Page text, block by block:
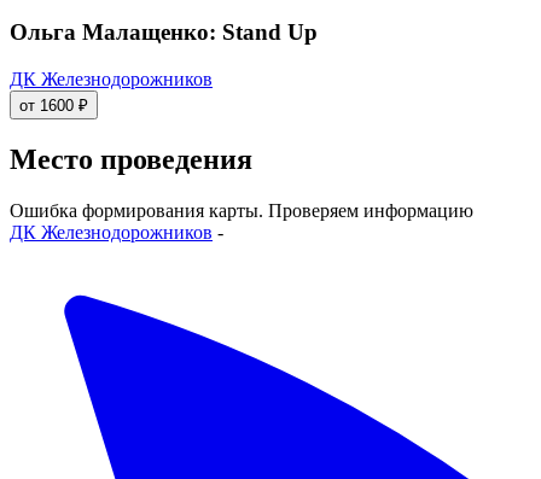
Ольга Малащенко: Stand Up
ДК Железнодорожников
от 1600 ₽
Место проведения
Ошибка формирования карты. Проверяем информацию
ДК Железнодорожников -